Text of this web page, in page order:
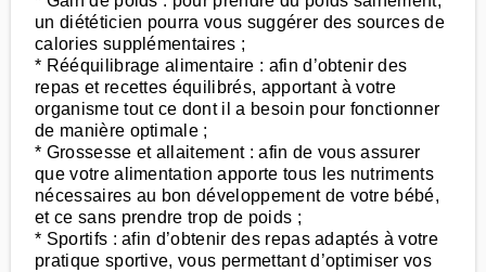
un diététicien pourra vous suggérer des sources de
calories supplémentaires ;
* Rééquilibrage alimentaire : afin d’obtenir des
repas et recettes équilibrés, apportant à votre
organisme tout ce dont il a besoin pour fonctionner
de manière optimale ;
* Grossesse et allaitement : afin de vous assurer
que votre alimentation apporte tous les nutriments
nécessaires au bon développement de votre bébé,
et ce sans prendre trop de poids ;
* Sportifs : afin d’obtenir des repas adaptés à votre
pratique sportive, vous permettant d’optimiser vos